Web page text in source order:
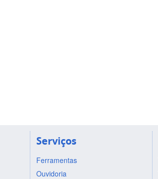
Serviços
Ferramentas
Ouvidoria